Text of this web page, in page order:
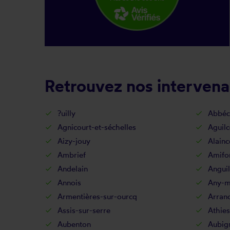
Retrouvez nos
?uilly
Agnicourt-et-séchelles
Aizy-jouy
Ambrief
Andelain
Annois
Any-
Armentières-sur-ourcq
Assis-sur-serre
Aubenton